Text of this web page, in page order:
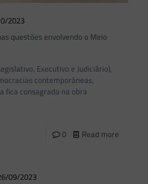
2023
questões envolvendo o Meio
Executivo e Judiciário),
contemporâneas,
fica consagrada na obra
0 Read more
09/2023